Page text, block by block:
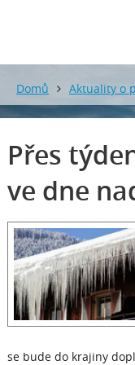
Domů Aktuality o
a teploty ve dne nad
Přes
ve dne
se bude do krajiny